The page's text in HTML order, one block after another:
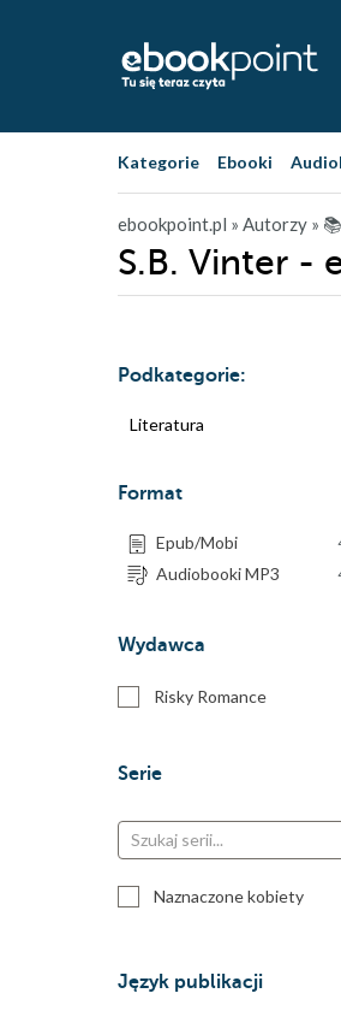
Kategorie Ebooki
ebookpoint.pl » Autorzy » 📚
S.B. Vinter -
Podkategorie:
Literatura
Format
Epub/Mobi
Audiobooki MP3
Wydawca
Risky Romance
Serie
Naznaczone kobiety
Język publikacji